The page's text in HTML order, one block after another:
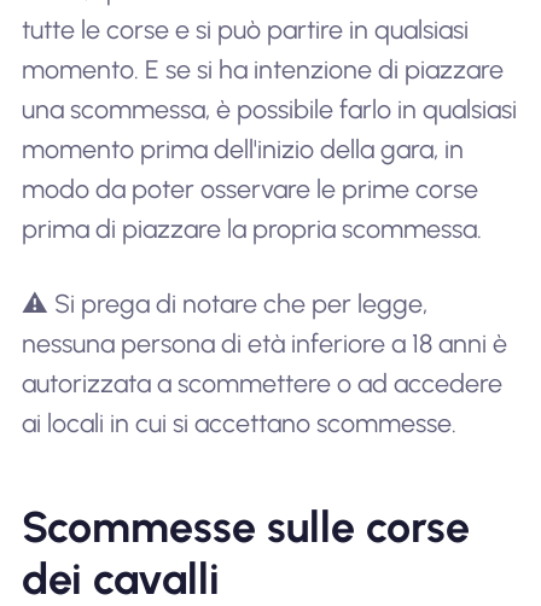
tutte le corse e si può partire in qualsiasi
momento. E se si ha intenzione di piazzare
una scommessa, è possibile farlo in qualsiasi
momento prima dell'inizio della gara, in
modo da poter osservare le prime corse
prima di piazzare la propria scommessa.
⚠️ Si prega di notare che per legge,
nessuna persona di età inferiore a 18 anni è
autorizzata a scommettere o ad accedere
ai locali in cui si accettano scommesse.
Scommesse sulle corse
dei cavalli